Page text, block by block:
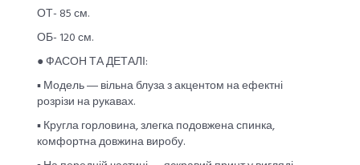
ОТ- 85 см.
ОБ- 120 см.
● ФАСОН ТА ДЕТАЛІ:
▪︎ Модель ― вільна блуза з акцентом на ефектні
розрізи на рукавах.
▪︎ Кругла горловина, злегка подовжена спинка,
комфортна довжина виробу.